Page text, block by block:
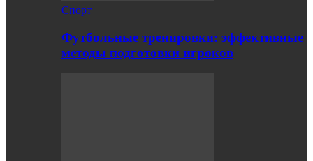
Спорт
Футбольные тренировки: эффективные
методы подготовки игроков